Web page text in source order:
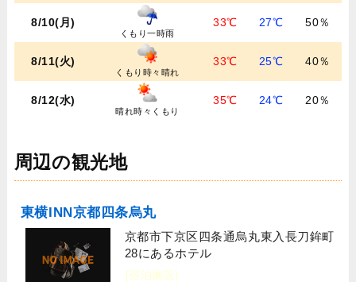
8/10(月)
くもり一時雨
33℃ 27℃ 50％
8/11(火)
くもり時々晴れ
33℃ 25℃ 40％
8/12(水)
晴れ時々くもり
35℃ 24℃ 20％
周辺の観光地
東横INN京都四条烏丸
京都市下京区四条通烏丸東入長刀鉾町
28にあるホテル
[宿泊施設]